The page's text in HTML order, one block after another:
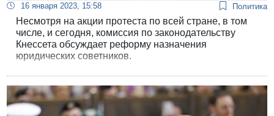
16 января 2023, 15:58 Политика
Несмотря на акции протеста по всей стране, в том
числе, и сегодня, комиссия по законодательству
Кнессета обсуждает реформу назначения
юридических советников.